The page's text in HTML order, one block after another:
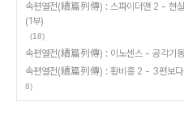
속편열전(續篇列傳) : 스파이더맨 2 - 현
(1부)
(18)
속편열전(續篇列傳) : 이노센스 - 공각기
속편열전(續篇列傳) : 황비홍 2 - 3편보다
8)